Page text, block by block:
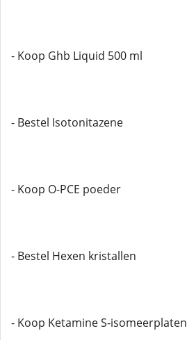
- Koop Ghb Liquid 500 ml
- Bestel Isotonitazene
- Koop O-PCE poeder
- Bestel Hexen kristallen
- Koop Ketamine S-isomeerplaten